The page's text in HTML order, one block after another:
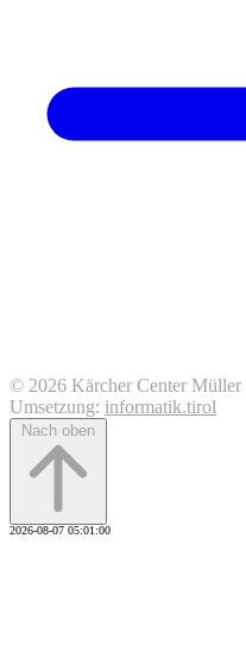
© 2026 Kärcher Center Müller
Umsetzung: informatik.tirol
Nach oben
2026-08-07 05:01:00